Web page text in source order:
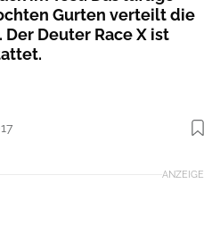
Gurten verteilt die
Deuter Race X ist
Foto: Benjamin Hahn
ANZEIGE